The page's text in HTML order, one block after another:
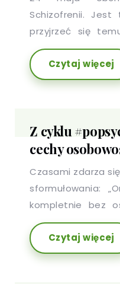
Schizofrenii.
przyjrzeć się
które wciąż
przekonaniami i
nie cierpią. W
Czytaj więcej
Z cyklu
cechy
Czasami zdarza
sformułowania:
kompletnie bez
stwierdzeniu tym
ponieważ każdy z
siebie i
Czytaj więcej